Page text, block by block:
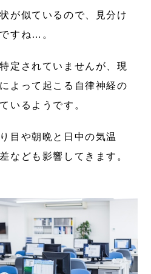
が似ているので、見分け
すね…。
定されていませんが、現
よって起こる自律神経の
いるようです。
目や朝晩と日中の気温
なども影響してきます。